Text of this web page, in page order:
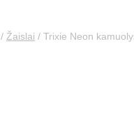
/ Žaislai / Trixie Neon